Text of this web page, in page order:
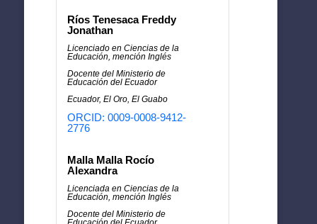
Ríos Tenesaca Freddy
Jonathan
Licenciado en Ciencias de la
Educación, mención Inglés
Docente del Ministerio de
Educación del Ecuador
Ecuador, El Oro, El Guabo
ORCID: 0009-0008-9412-
2776
Malla Malla Rocío
Alexandra
Licenciada en Ciencias de la
Educación, mención Inglés
Docente del Ministerio de